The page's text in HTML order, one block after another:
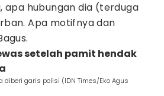
apa hubungan dia (terduga
Apa motifnya dan
setelah pamit hendak
diberi garis polisi (IDN Times/Eko Agus